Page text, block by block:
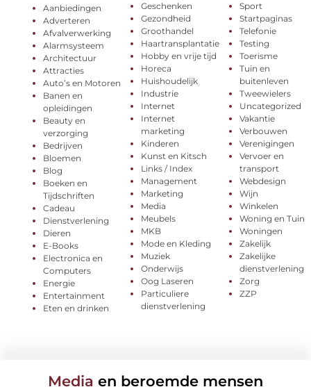
Aanbiedingen
Adverteren
Afvalverwerking
Alarmsysteem
Architectuur
Attracties
Auto’s en Motoren
Banen en
opleidingen
Beauty en
verzorging
Bedrijven
Bloemen
Blog
Boeken en
Tijdschriften
Cadeau
Dienstverlening
Dieren
E-Books
Electronica en
Computers
Energie
Entertainment
Eten en drinken
Geschenken
Gezondheid
Groothandel
Haartransplantatie
Hobby en vrije tijd
Horeca
Huishoudelijk
Industrie
Internet
Internet
marketing
Kinderen
Kunst en Kitsch
Links / Index
Management
Marketing
Media
Meubels
MKB
Mode en Kleding
Muziek
Onderwijs
Oog Laseren
Particuliere
dienstverlening
Sport
Startpaginas
Telefonie
Testing
Toerisme
Tuin en
buitenleven
Tweewielers
Uncategorized
Vakantie
Verbouwen
Verenigingen
Vervoer en
transport
Webdesign
Wijn
Winkelen
Woning en Tuin
Woningen
Zakelijk
Zakelijke
dienstverlening
Zorg
ZZP
Media en beroemde mensen